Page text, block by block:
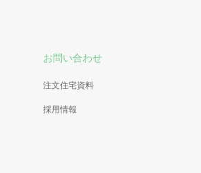
お問い合わせ
注文住宅資料
採用情報